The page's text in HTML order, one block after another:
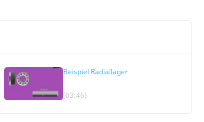
Beispiel Radiallager
(03:46)